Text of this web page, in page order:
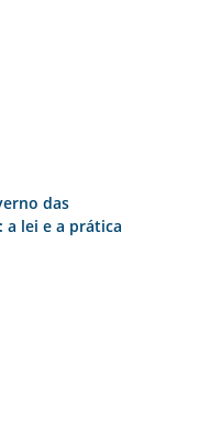
das
a lei e a prática